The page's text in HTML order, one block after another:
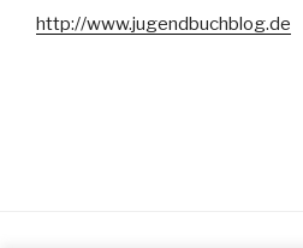
http://www.jugendbuchblog.de